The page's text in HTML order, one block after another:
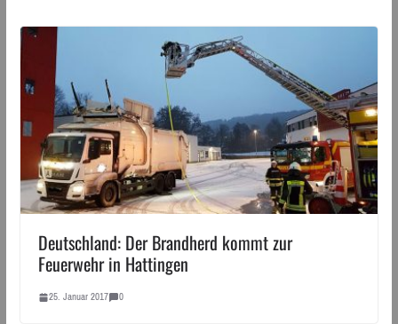
Deutschland: Der Brandherd kommt zur
Feuerwehr in Hattingen
25. Januar 2017 0